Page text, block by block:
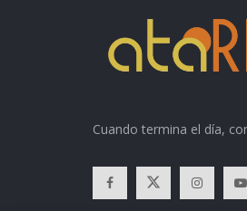
Cuando termina el día,